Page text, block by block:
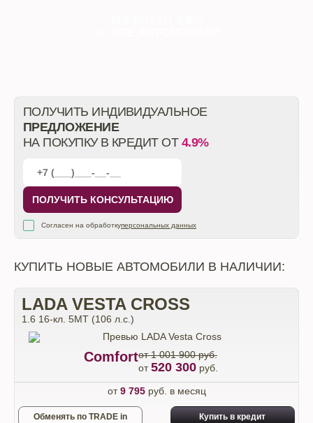
ПОЛУЧИТЬ ИНДИВИДУАЛЬНОЕ
ПРЕДЛОЖЕНИЕ
НА ПОКУПКУ В КРЕДИТ ОТ 4.9%
ПОЛУЧИТЬ КОНСУЛЬТАЦИЮ
Согласен на обработкуперсональных данных
КУПИТЬ НОВЫЕ АВТОМОБИЛИ В НАЛИЧИИ:
LADA VESTA CROSS
1.6 16-кл. 5МТ (106 л.с.)
Comfortот 1 001 900 руб.
от520 300 руб.
от9 795руб. в месяц
Обменять по TRADE in Купить в кредит